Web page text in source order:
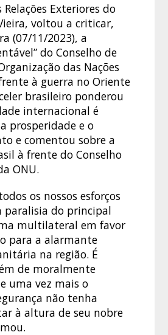
Exteriores do
voltou a criticar,
(07/11/2023), a
do Conselho de
das Nações
à guerra no Oriente
brasileiro ponderou
internacional é
prosperidade e o
e comentou sobre a
à frente do Conselho
ONU.
os nossos esforços
paralisia do principal
multilateral em favor
para a alarmante
na região. É
de moralmente
uma vez mais o
não tenha
à altura de seu nobre